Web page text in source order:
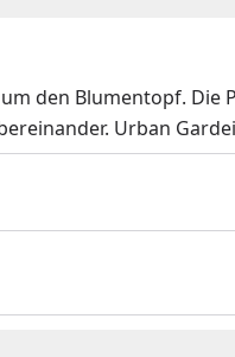
den Blumentopf. Die
Urban